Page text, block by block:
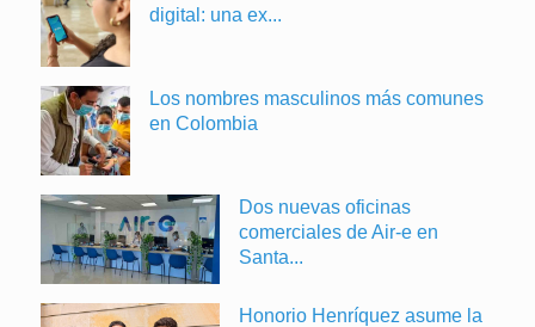
digital: una ex...
Los nombres masculinos más comunes
en Colombia
Dos nuevas oficinas
comerciales de Air-e en
Santa...
Honorio Henríquez asume la